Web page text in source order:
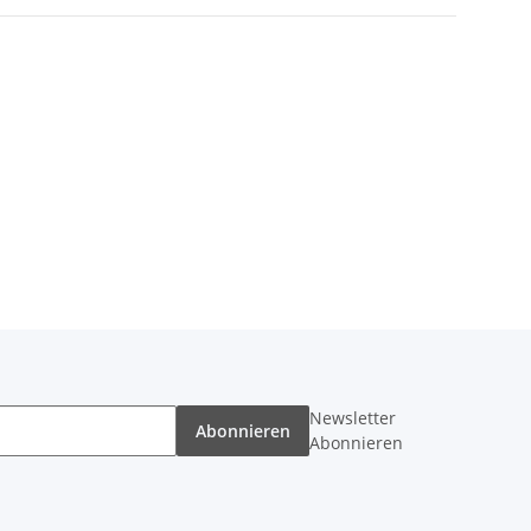
Abonnieren
Newsletter
Abonnieren